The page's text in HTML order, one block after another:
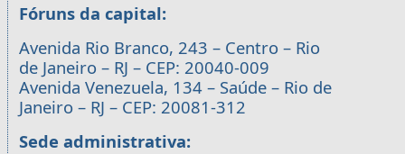
Fóruns da capital:
Avenida Rio Branco, 243 – Centro – Rio
de Janeiro – RJ – CEP: 20040-009
Avenida Venezuela, 134 – Saúde – Rio de
Janeiro – RJ – CEP: 20081-312
Sede administrativa: